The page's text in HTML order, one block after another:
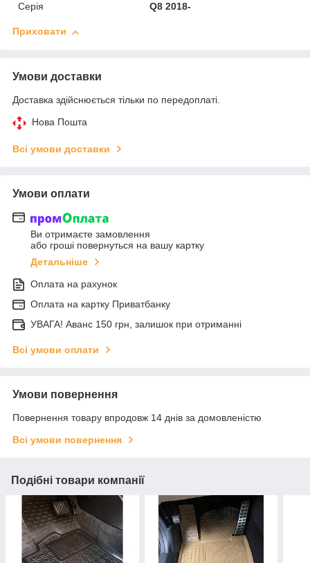
Серія
Q8 2018-
Приховати
Умови доставки
Доставка здійснюється тільки по передоплаті.
Нова Пошта
Всі умови доставки
Умови оплати
Ви отримаєте замовлення
або гроші повернуться на вашу картку
Детальніше
Оплата на рахунок
Оплата на картку Приватбанку
УВАГА! Аванс 150 грн, залишок при отриманні
Всі умови оплати
Умови повернення
Повернення товару впродовж 14 днів за домовленістю
Всі умови повернення
Подібні товари компанії